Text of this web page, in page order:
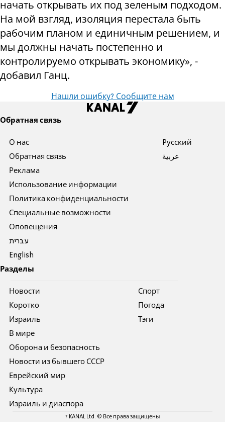
начать открывать их под зеленым подходом.
На мой взгляд, изоляция перестала быть
рабочим планом и единичным решением, и
мы должны начать постепенно и
контролируемо открывать экономику», -
добавил Ганц.
Нашли ошибку? Сообщите нам
Обратная связь
О нас
Обратная связь
Реклама
Использование информации
Политика конфиденциальности
Специальные возможности
Оповещения
עברית
English
Pусский
عربية
Разделы
Новости
Коротко
Израиль
В мире
Оборона и безопасность
Новости из бывшего СССР
Еврейский мир
Культура
Израиль и диаспора
Спорт
Погода
Тэги
7 KANAL Ltd. © Все права защищены